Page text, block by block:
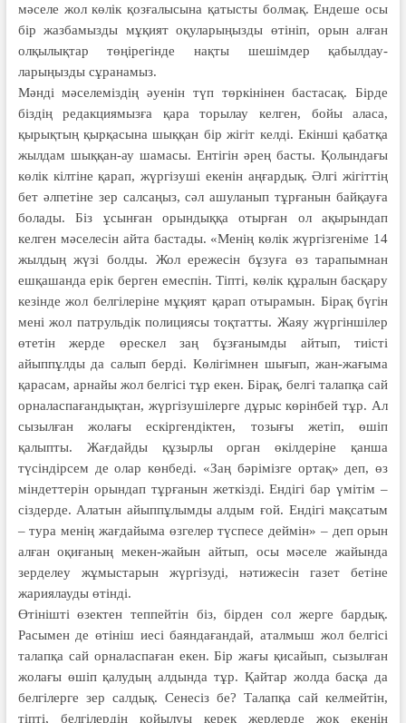
мәселе жол көлік қозғалысына қатысты болмақ. Ендеше осы
бір жазбамызды мұқият оқуларыңызды өтініп, орын алған
олқылықтар төңірегінде нақты шешімдер қабылдау­
ларыңызды сұранамыз.
Мәнді мәселеміздің әуенін түп төркінінен бастасақ. Бірде
біздің редакциямызға қара торылау келген, бойы аласа,
қырықтың қырқасына шыққан бір жігіт келді. Екінші қабатқа
жылдам шыққан-ау шамасы. Ентігін әрең басты. Қолындағы
көлік кілтіне қарап, жүргізуші екенін аңғардық. Әлгі жігіттің
бет әлпетіне зер салсаңыз, сәл ашуланып тұрғанын байқауға
болады. Біз ұсынған орындыққа отырған ол ақырындап
келген мәселесін айта бастады. «Менің көлік жүргізгеніме 14
жылдың жүзі болды. Жол ережесін бұзуға өз тарапымнан
ешқашанда ерік берген емеспін. Тіпті, көлік құралын басқару
кезінде жол белгілеріне мұқият қарап отырамын. Бірақ бүгін
мені жол патрульдік полициясы тоқтатты. Жаяу жүргіншілер
өтетін жерде өрескел заң бұзғанымды айтып, тиісті
айыппұлды да салып берді. Көлігімнен шығып, жан-жағыма
қарасам, арнайы жол белгісі тұр екен. Бірақ, белгі талапқа сай
орналаспағандықтан, жүргізушілерге дұрыс көрінбей тұр. Ал
сызылған жолағы ескіргендіктен, тозығы жетіп, өшіп
қалыпты. Жағдайды құзырлы орган өкілдеріне қанша
түсіндірсем де олар көнбеді. «Заң бәрімізге ортақ» деп, өз
міндеттерін орындап тұрғанын жеткізді. Ендігі бар үмітім –
сіздерде. Алатын айыппұлымды алдым ғой. Ендігі мақсатым
– тура менің жағдайыма өзгелер түспесе деймін» – деп орын
алған оқиғаның мекен-жайын айтып, осы мәселе жайында
зерделеу жұмыстарын жүргізуді, нәтижесін газет бетіне
жариялауды өтінді.
Өтінішті өзектен теппейтін біз, бірден сол жерге бардық.
Расымен де өтініш иесі баяндағандай, аталмыш жол белгісі
талапқа сай орналаспаған екен. Бір жағы қисайып, сызылған
жолағы өшіп қалудың алдында тұр. Қайтар жолда басқа да
белгілерге зер салдық. Сенесіз бе? Талапқа сай келмейтін,
тіпті, белгілердің қойылуы керек жерлерде жоқ екенін